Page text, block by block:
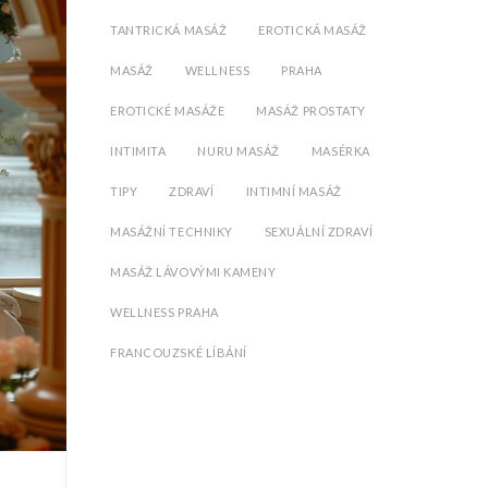
TANTRICKÁ MASÁŽ EROTICKÁ MASÁŽ
MASÁŽ WELLNESS PRAHA
EROTICKÉ MASÁŽE MASÁŽ PROSTATY
INTIMITA NURU MASÁŽ MASÉRKA
TIPY ZDRAVÍ INTIMNÍ MASÁŽ
MASÁŽNÍ TECHNIKY SEXUÁLNÍ ZDRAVÍ
MASÁŽ LÁVOVÝMI KAMENY
WELLNESS PRAHA
FRANCOUZSKÉ LÍBÁNÍ